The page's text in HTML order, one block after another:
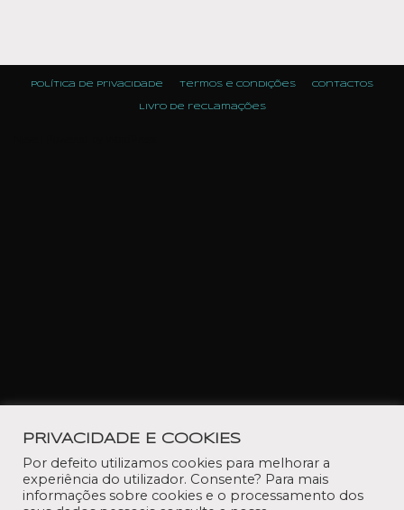
Política de Privacidade Termos e condições Contactos
Livro de reclamações
PRIVACIDADE E COOKIES
Por defeito utilizamos cookies para melhorar a
experiência do utilizador. Consente? Para mais
informações sobre cookies e o processamento dos